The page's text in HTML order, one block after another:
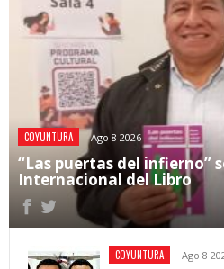
COYUNTURA Ago 8 2026
“Las puertas del infierno”
Internacional del Libro
COYUNTURA Ago 8